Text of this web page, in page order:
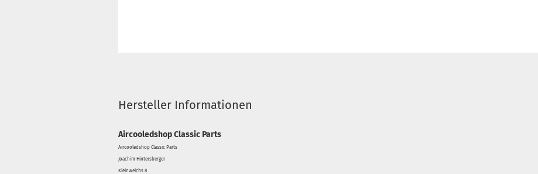
Hersteller Informationen
Aircooledshop Classic Parts
Aircooledshop Classic Parts
Joachim Hintersberger
Kleinweichs 8